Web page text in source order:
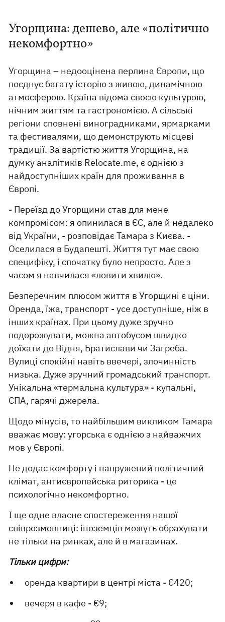
Угорщина: дешево, але «політично
некомфортно»
Угорщина – недооцінена перлина Європи, що
поєднує багату історію з живою, динамічною
атмосферою. Країна відома своєю культурою,
нічним життям та гастрономією. А сільські
регіони сповнені виноградниками, ярмарками
та фестивалями, що демонструють місцеві
традиції. За вартістю життя Угорщина, на
думку аналітиків Relocate.me, є однією з
найдоступніших країн для проживання в
Європі.
- Переїзд до Угорщини став для мене
компромісом: я опинилася в ЄС, але й недалеко
від України, - розповідає Тамара з Києва. -
Оселилася в Будапешті. Життя тут має свою
специфіку, і спочатку було непросто. Але з
часом я навчилася «ловити хвилю».
Безперечним плюсом життя в Угорщині є ціни.
Оренда, їжа, транспорт - усе доступніше, ніж в
інших країнах. При цьому дуже зручно
подорожувати, можна автобусом швидко
доїхати до Відня, Братислави чи Загреба.
Вулиці спокійні навіть ввечері, злочинність
низька. Дуже зручний громадський транспорт.
Унікальна «термальна культура» - купальні,
СПА, гарячі джерела.
Щодо мінусів, то найбільшим викликом Тамара
вважає мову: угорська є однією з найважчих
мов у Європі.
Не додає комфорту і напружений політичний
клімат, антиєвропейська риторика - це
психологічно некомфортно.
І ще одне власне спостереження нашої
співрозмовниці: іноземців можуть обрахувати
не тільки на ринках, але й в магазинах.
Тільки цифри:
оренда квартири в центрі міста - €420;
вечеря в кафе - €9;